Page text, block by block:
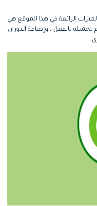
الرائعة في هذا الموقع هي
بالفعل ، وإضافة الدوران